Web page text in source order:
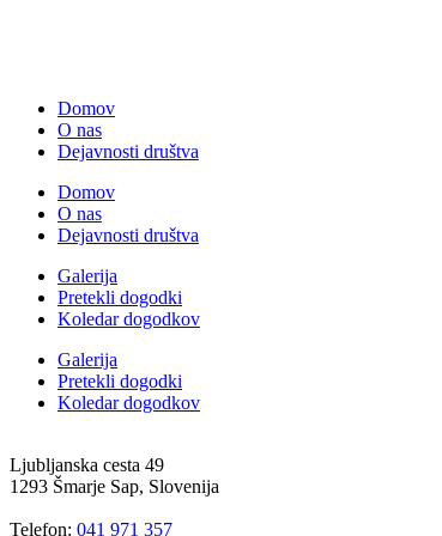
Domov
O nas
Dejavnosti društva
Domov
O nas
Dejavnosti društva
Galerija
Pretekli dogodki
Koledar dogodkov
Galerija
Pretekli dogodki
Koledar dogodkov
Ljubljanska cesta 49
1293 Šmarje Sap, Slovenija
Telefon: 041 971 357